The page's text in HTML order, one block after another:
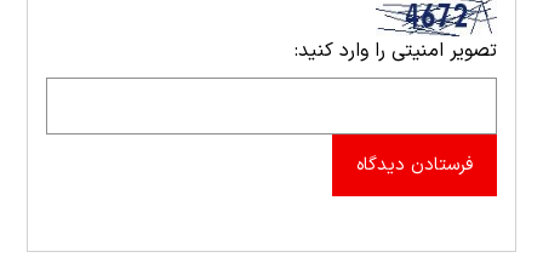
تصویر امنیتی را وارد کنید:
فرستادن دیدگاه